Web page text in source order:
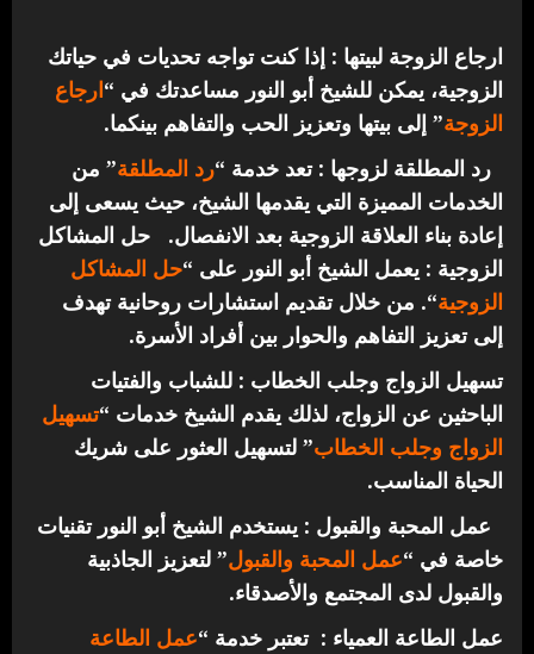
ارجاع الزوجة لبيتها : إذا كنت تواجه تحديات في حياتك
الزوجية، يمكن للشيخ أبو النور مساعدتك في “ارجاع
الزوجة” إلى بيتها وتعزيز الحب والتفاهم بينكما.
رد المطلقة لزوجها : تعد خدمة “رد المطلقة” من
الخدمات المميزة التي يقدمها الشيخ، حيث يسعى إلى
إعادة بناء العلاقة الزوجية بعد الانفصال.
حل المشاكل
الزوجية : يعمل الشيخ أبو النور على “حل المشاكل
الزوجية“. من خلال تقديم استشارات روحانية تهدف
إلى تعزيز التفاهم والحوار بين أفراد الأسرة.
تسهيل الزواج وجلب الخطاب : للشباب والفتيات
الباحثين عن الزواج، لذلك يقدم الشيخ خدمات “تسهيل
الزواج وجلب الخطاب” لتسهيل العثور على شريك
الحياة المناسب.
عمل المحبة والقبول : يستخدم الشيخ أبو النور تقنيات
خاصة في “عمل المحبة والقبول” لتعزيز الجاذبية
والقبول لدى المجتمع والأصدقاء.
عمل الطاعة العمياء : تعتبر خدمة “عمل الطاعة